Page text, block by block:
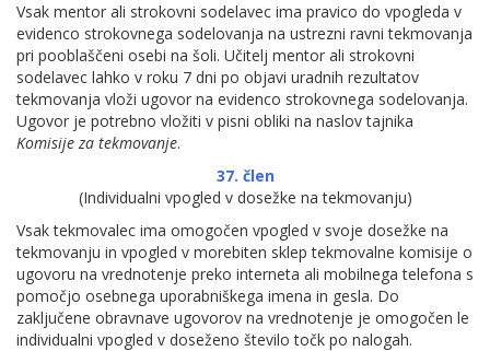
Vsak mentor ali strokovni sodelavec ima pravico do vpogleda v
evidenco strokovnega sodelovanja na ustrezni ravni tekmovanja
pri pooblaščeni osebi na šoli. Učitelj mentor ali strokovni
sodelavec lahko v roku 7 dni po objavi uradnih rezultatov
tekmovanja vloži ugovor na evidenco strokovnega sodelovanja.
Ugovor je potrebno vložiti v pisni obliki na naslov tajnika
Komisije za tekmovanje.
37. člen
(Individualni vpogled v dosežke na tekmovanju)
Vsak tekmovalec ima omogočen vpogled v svoje dosežke na
tekmovanju in vpogled v morebiten sklep tekmovalne komisije o
ugovoru na vrednotenje preko interneta ali mobilnega telefona s
pomočjo osebnega uporabniškega imena in gesla. Do
zaključene obravnave ugovorov na vrednotenje je omogočen le
individualni vpogled v doseženo število točk po nalogah.